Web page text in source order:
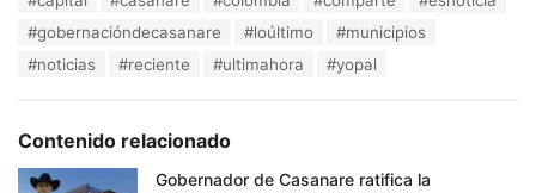
e
s
:
#gobernacióndecasanare
#loúltimo
#municipios
#noticias
#reciente #ultimahora #yopal
Contenido relacionado
Gobernador de Casanare ratifica la